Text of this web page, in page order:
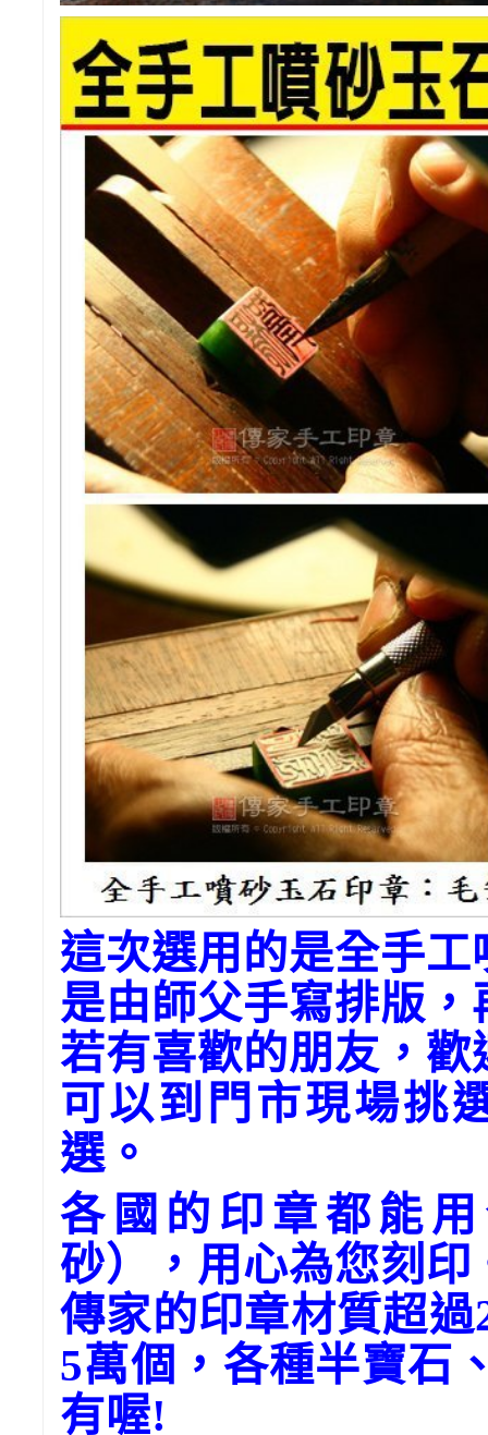
這次選用的是全手工
是由師父手寫排版
若有喜歡的朋友，
可以到門市現場挑
選。
各國的印章都能
砂），用心為您刻印
傳家的印章材質超
5萬個，各種半寶石
有喔!